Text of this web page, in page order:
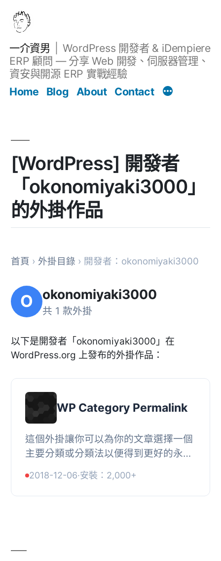
一介資男
WordPress 開發者 & iDempiere
ERP 顧問 — 分享 Web 開發、伺服器管理、
資安與開源 ERP 實戰經驗
Home
Blog About Contact
[WordPress] 開發者
「okonomiyaki3000」
的外掛作品
首頁 › 外掛目錄 › 開發者：okonomiyaki3000
O okonomiyaki3000
共 1 款外掛
以下是開發者「okonomiyaki3000」在
WordPress.org 上發布的外掛作品：
WP Category Permalink
這個外掛讓你可以為你的文章選擇一個
主要分類或分類法以便得到更好的永久
擇自訂結構
/%category%/%postname%/% 作為永
2018-12-06·安裝：2,000+
文章